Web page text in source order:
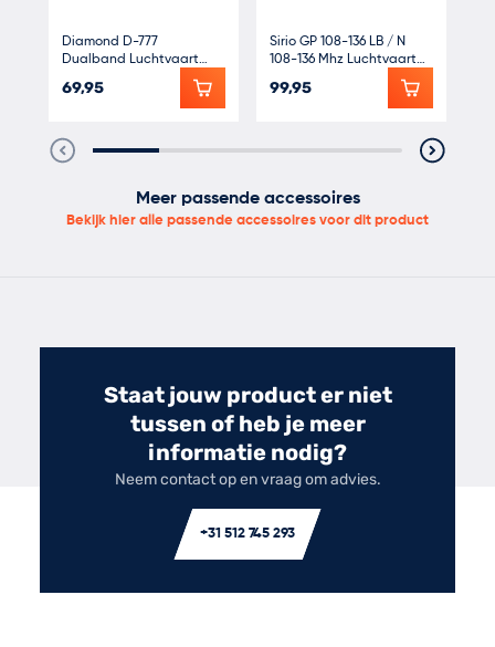
Diamond D-777
Dualband Luchtvaart
ontvangst antenne civiel
en militair
69,95
Sirio GP 108-136 LB / N
108-136 Mhz Luchtvaart
99,95
Meer passende accessoires
Bekijk hier alle passende accessoires voor dit product
Staat jouw product er niet
tussen of heb je meer
informatie nodig?
Neem contact op en vraag om advies.
+31 512 745 293